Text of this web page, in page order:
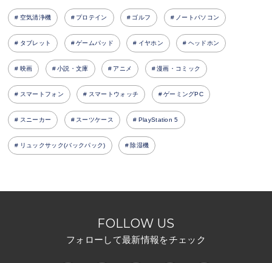
空気清浄機 プロテイン ゴルフ ノートパソコン
タブレット ゲームパッド イヤホン ヘッドホン
映画 小説・文庫 アニメ 漫画・コミック
スマートフォン スマートウォッチ ゲーミングPC
スニーカー スーツケース PlayStation 5
リュックサック(バックパック) 除湿機
FOLLOW US
フォローして最新情報をチェック